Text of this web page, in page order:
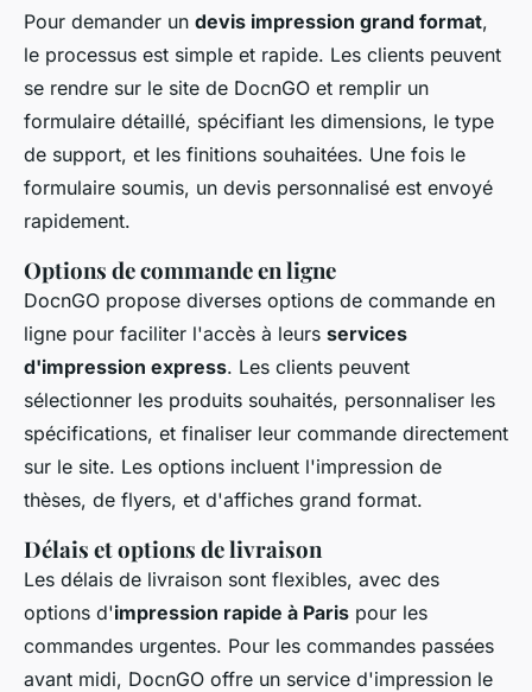
Pour demander un devis impression grand format,
le processus est simple et rapide. Les clients peuvent
se rendre sur le site de DocnGO et remplir un
formulaire détaillé, spécifiant les dimensions, le type
de support, et les finitions souhaitées. Une fois le
formulaire soumis, un devis personnalisé est envoyé
rapidement.
Options de commande en ligne
DocnGO propose diverses options de commande en
ligne pour faciliter l'accès à leurs services
d'impression express. Les clients peuvent
sélectionner les produits souhaités, personnaliser les
spécifications, et finaliser leur commande directement
sur le site. Les options incluent l'impression de
thèses, de flyers, et d'affiches grand format.
Délais et options de livraison
Les délais de livraison sont flexibles, avec des
options d'impression rapide à Paris pour les
commandes urgentes. Pour les commandes passées
avant midi, DocnGO offre un service d'impression le